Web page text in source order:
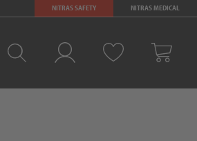
NITRAS SAFETY NITRAS MEDICAL